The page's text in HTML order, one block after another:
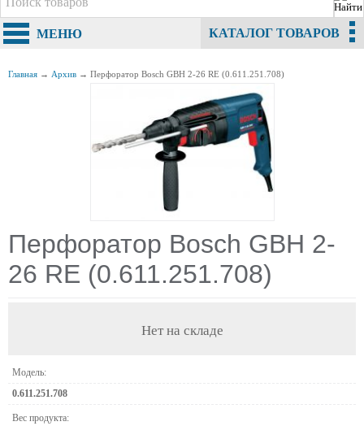
МЕНЮ КАТАЛОГ ТОВАРОВ
Главная → Архив → Перфоратор Bosch GBH 2-26 RE (0.611.251.708)
Перфоратор Bosch GBH 2-
26 RE (0.611.251.708)
Нет на складе
Модель:
0.611.251.708
Вес продукта: